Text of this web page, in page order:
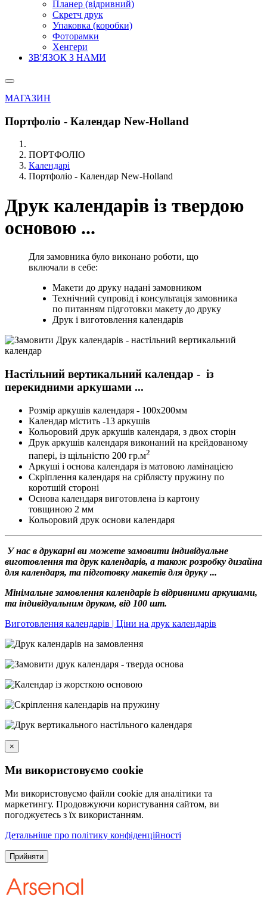
Планер (відривний)
Скретч друк
Упаковка (коробки)
Фоторамки
Хенгери
ЗВ'ЯЗОК З НАМИ
МАГАЗИН
Портфоліо - Календар New-Holland
ПОРТФОЛІО
Календарі
Портфоліо - Календар New-Holland
Друк календарів із твердою
основою ...
Для замовника було виконано роботи, що
включали в себе:
Макети до друку надані замовником
Технічний супровід і консультація замовника
по питанням підготовки макету до друку
Друк і виготовлення календарів
Настільний вертикальний календар - із
перекидними аркушами ...
Розмір аркушів календаря - 100х200мм
Календар містить -13 аркушів
Кольоровий друк аркушів календаря, з двох сторін
Друк аркушів календаря виконаний на крейдованому
папері, із щільністю 200 гр.м2
Аркуші і основа календаря із матовою ламінацією
Скріплення календаря на сріблясту пружину по
коротшій стороні
Основа календаря виготовлена із картону
товщиною 2 мм
Кольоровий друк основи календаря
У нас в друкарні ви можете замовити індивідуальне
виготовлення та друк календарів, а також розробку дизайна
для календаря, та підготовку макетів для друку ...
Мінімальне замовлення календарів із відривними аркушами,
та індивідуальним друком, від 100 шт.
Виготовлення календарів | Ціни на друк календарів
×
Ми використовуємо cookie
Ми використовуємо файли cookie для аналітики та
маркетингу. Продовжуючи користування сайтом, ви
погоджуєтесь з їх використанням.
Детальніше про політику конфіденційності
Прийняти